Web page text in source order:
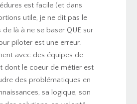
est facile (et dans
utile, je ne dit pas le
là à ne se baser QUE sur
piloter est une erreur.
avec des équipes de
dont le coeur de métier est
des problématiques en
sa logique, son